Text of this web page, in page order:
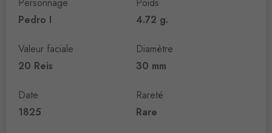
Pedro I
Valeur faciale
20 Reis
Date
1825
4.72 g.
Diamètre
30 mm
Rareté
Rare